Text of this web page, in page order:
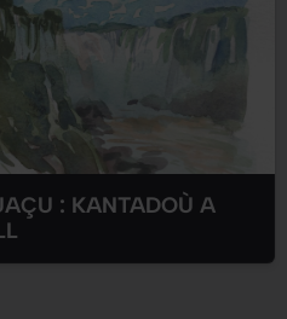
: KANTADOÙ A